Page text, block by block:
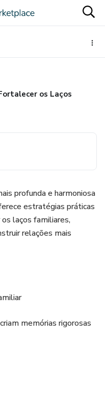
os Laços
profunda e harmoniosa
estratégias práticas
laços familiares,
relações mais
memórias rigorosas
um ambiente